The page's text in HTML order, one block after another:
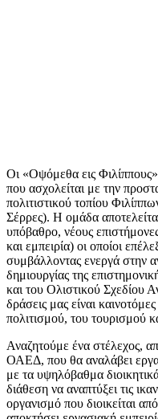
Οι «Οψόμεθα εις Φιλίππους»
που ασχολείται με την
πολιτιστικού τοπίου
Σέρρες). Η ομάδα
υπόβαθρο, νέους
και εμπειρία) οι οποίοι
συμβάλλοντας ενεργά στην
δημιουργίας της
και του Ολιστικού Σχεδίου
δράσεις μας είναι
πολιτισμού, του τουρισμού
Αναζητούμε ένα στέλεχος,
ΟΑΕΔ, που θα αναλάβει
με τα υψηλόβαθμα
διάθεση να αναπτύξει τις
οργανισμό που διοικείται